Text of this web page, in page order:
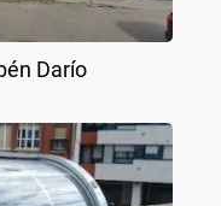
Darío